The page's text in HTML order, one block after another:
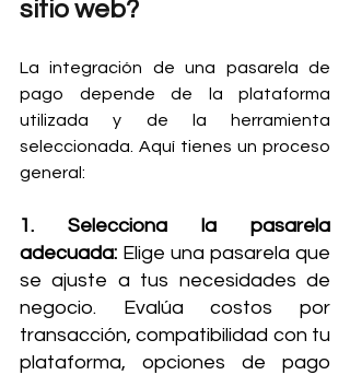
sitio web?
La integración de una pasarela de
pago depende de la plataforma
utilizada y de la herramienta
seleccionada. Aquí tienes un proceso
general:
1. Selecciona la pasarela
adecuada: Elige una pasarela que
se ajuste a tus necesidades de
negocio. Evalúa costos por
transacción, compatibilidad con tu
plataforma, opciones de pago